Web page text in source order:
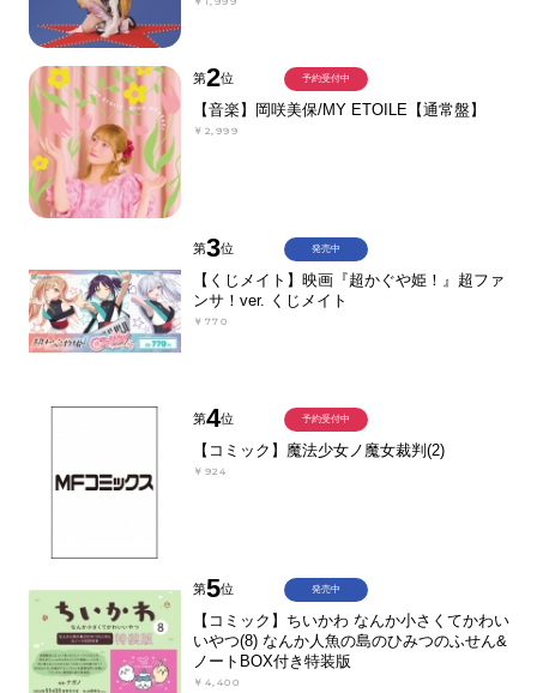
第2位
【音楽】岡咲美保/MY ETOILE【通常盤】
￥2,999
予約受付中
第3位
【くじメイト】映画『超かぐや姫！』超ファ
ンサ！ver. くじメイト
￥770
発売中
第4位
【コミック】魔法少女ノ魔女裁判(2)
￥924
予約受付中
第5位
【コミック】ちいかわ なんか小さくてかわい
いやつ(8) なんか人魚の島のひみつのふせん&
ノートBOX付き特装版
￥4,400
発売中